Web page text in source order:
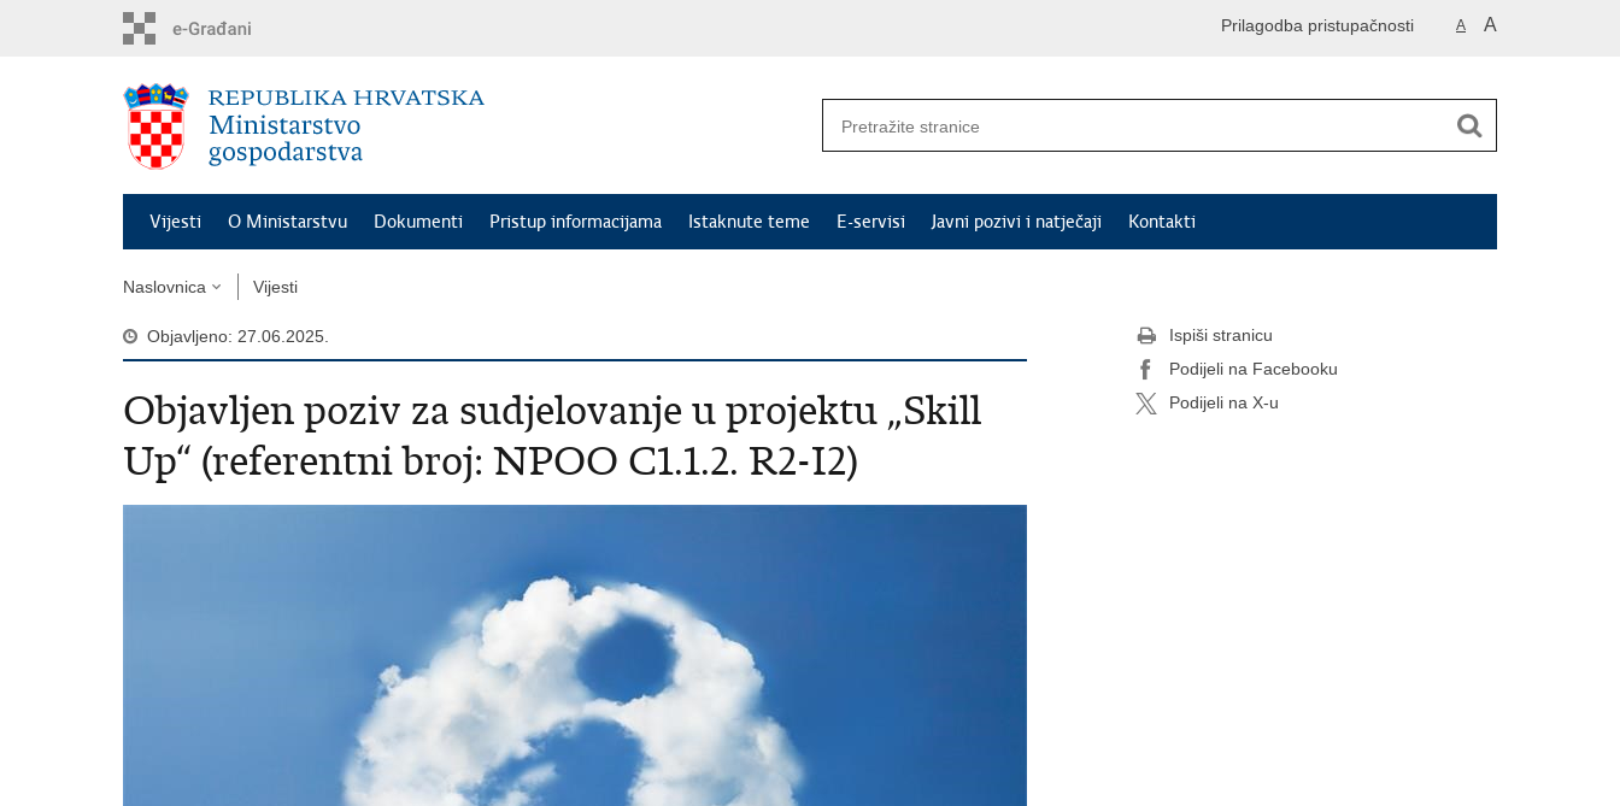
A A
Prilagodba pristupačnosti
Vijesti O Ministarstvu Dokumenti Pristup informacijama Istaknute teme E-servisi Javni pozivi i natječaji Kontakti
Naslovnica Vijesti
Objavljeno: 27.06.2025.
Objavljen poziv za sudjelovanje u projektu „Skill
Up“ (referentni broj: NPOO C1.1.2. R2-I2)
Ispiši stranicu
Podijeli na Facebooku
Podijeli na X-u